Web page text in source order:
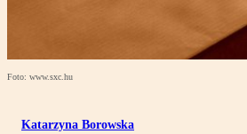
Foto: www.sxc.hu
Katarzyna Borowska